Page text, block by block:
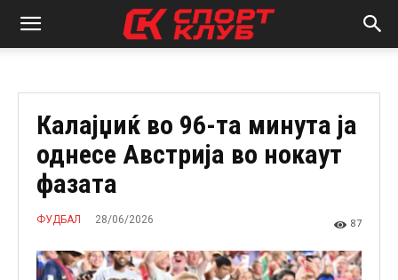
Калајџиќ во 96-та минута ја
однесе Австрија во нокаут
фазата
ФУДБАЛ 28/06/2026 87